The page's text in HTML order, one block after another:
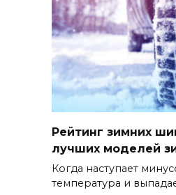
Рейтинг зимних
лучших моделей
Когда наступает
температура и